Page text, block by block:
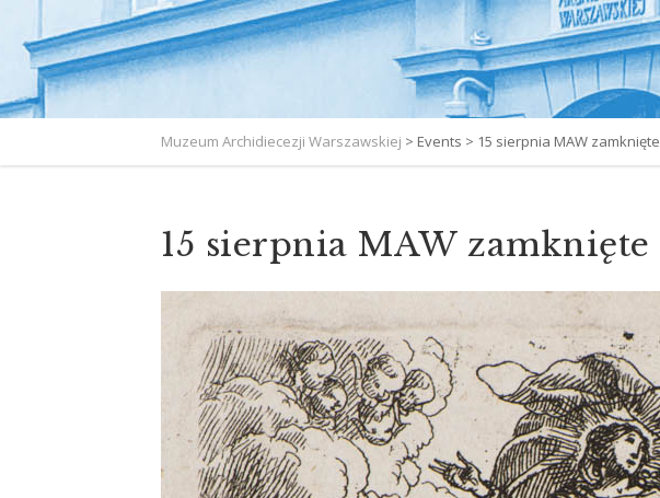
Muzeum Archidiecezji Warszawskiej > Events > 15 sierpnia MAW zamknięte
15 sierpnia MAW zamknięte